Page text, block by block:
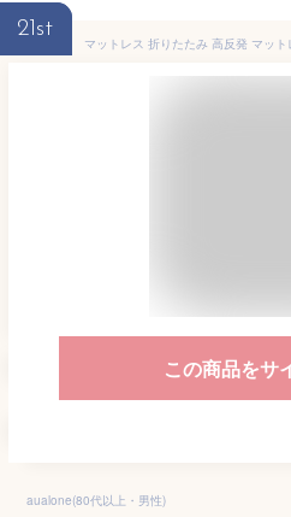
21st
この商品をサ
aualone(80代以上・男性)